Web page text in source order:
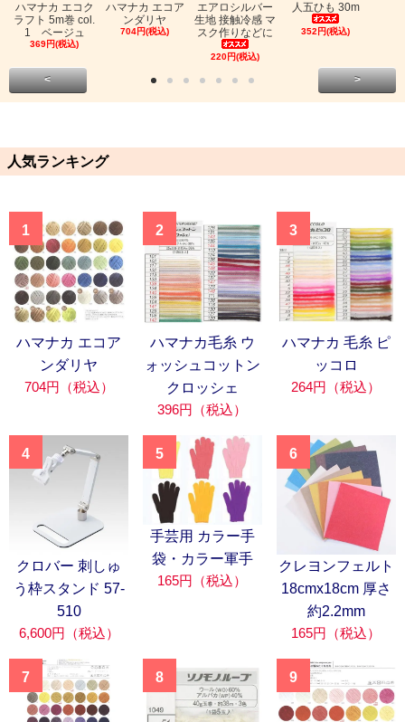
ハマナカ エコク
ラフト 5m巻 col.
1 ベージュ
369円(税込)
ハマナカ エコア
ンダリヤ
704円(税込)
エアロシルバー
生地 接触冷感 マ
スク作りなどに
220円(税込)
人五ひも 30m
352円(税込)
< >
人気ランキング
1
ハマナカ エコア
ンダリヤ
704円（税込）
2
ハマナカ毛糸 ウ
ォッシュコットン
クロッシェ
396円（税込）
3
ハマナカ 毛糸 ピ
ッコロ
264円（税込）
4
クロバー 刺しゅ
う枠スタンド 57-
510
6,600円（税込）
5
手芸用 カラー手
袋・カラー軍手
165円（税込）
6
クレヨンフェルト
18cmx18cm 厚さ
約2.2mm
165円（税込）
7 8 9